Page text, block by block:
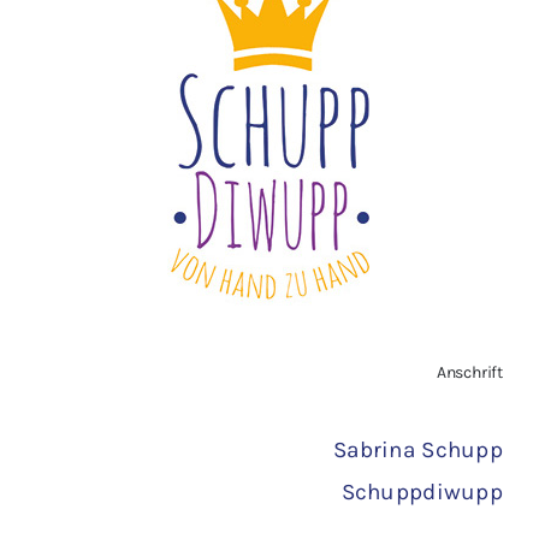
Widerrufsbelehrung
Anschrift
Sabrina Schupp
Schuppdiwupp